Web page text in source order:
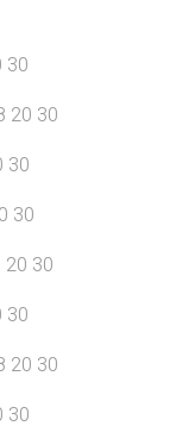
30
20 30
30
30
20 30
30
20 30
30